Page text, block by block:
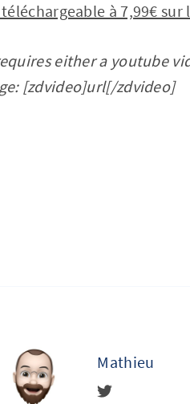
téléchargeable à 7,99€ sur
either a youtube
[zdvideo]url[/zdvideo]
Mathieu